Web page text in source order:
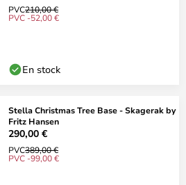
PVC210,00 €
PVC -52,00 €
En stock
Stella Christmas Tree Base - Skagerak by
Fritz Hansen
290,00 €
PVC389,00 €
PVC -99,00 €